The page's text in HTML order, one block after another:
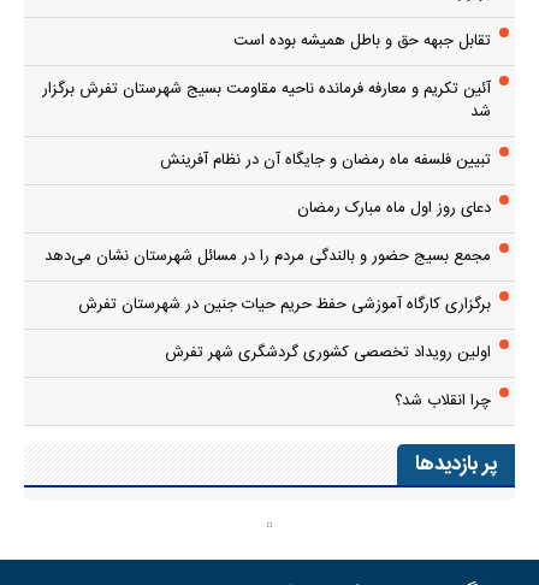
تقابل جبهه حق و باطل همیشه بوده است
آئین تکریم و معارفه فرمانده ناحیه مقاومت بسیج شهرستان تفرش برگزار
شد
تبیین فلسفه ماه رمضان و جایگاه آن در نظام آفرینش
دعای روز اول ماه مبارک رمضان
مجمع بسیج حضور و بالندگی مردم را در مسائل شهرستان نشان می‌دهد
برگزاری کارگاه آموزشی حفظ حریم حیات جنین در شهرستان تفرش
اولین رویداد تخصصی کشوری گردشگری شهر تفرش
چرا انقلاب شد؟
پر بازدیدها